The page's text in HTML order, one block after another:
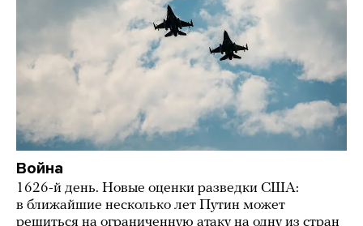
Война
1626-й день. Новые оценки разведки США:
в ближайшие несколько лет Путин может
решиться на ограниченную атаку на одну из стран